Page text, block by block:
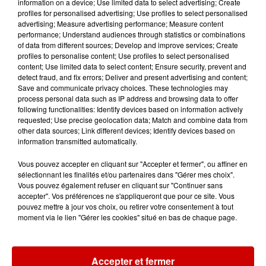
Musée du Sport Automobile au
Mans !
Alouette vous invite à
Futuroscope Xperiences !
en jet ski !
Podcasts
information on a device; Use limited data to select advertising; Create
profiles for personalised advertising; Use profiles to select personalised
advertising; Measure advertising performance; Measure content
performance; Understand audiences through statistics or combinations
of data from different sources; Develop and improve services; Create
profiles to personalise content; Use profiles to select personalised
content; Use limited data to select content; Ensure security, prevent and
detect fraud, and fix errors; Deliver and present advertising and content;
Save and communicate privacy choices. These technologies may
process personal data such as IP address and browsing data to offer
following functionalities: Identify devices based on information actively
requested; Use precise geolocation data; Match and combine data from
other data sources; Link different devices; Identify devices based on
information transmitted automatically.
Vous pouvez accepter en cliquant sur "Accepter et fermer", ou affiner en
sélectionnant les finalités et/ou partenaires dans "Gérer mes choix".
Vous pouvez également refuser en cliquant sur "Continuer sans
accepter". Vos préférences ne s'appliqueront que pour ce site. Vous
pouvez mettre à jour vos choix, ou retirer votre consentement à tout
moment via le lien "Gérer les cookies" situé en bas de chaque page.
Accepter et fermer